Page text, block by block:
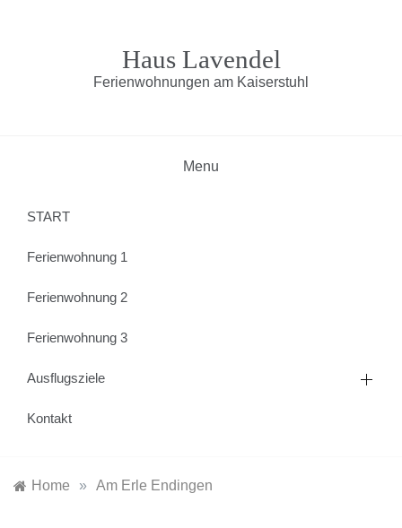
Haus Lavendel
Ferienwohnungen am Kaiserstuhl
Menu
START
Ferienwohnung 1
Ferienwohnung 2
Ferienwohnung 3
Ausflugsziele
Kontakt
Home » Am Erle Endingen